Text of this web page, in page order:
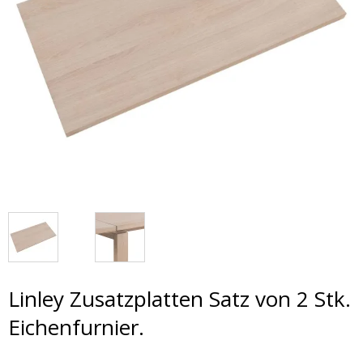
Linley Zusatzplatten Satz von 2 Stk.
Eichenfurnier.